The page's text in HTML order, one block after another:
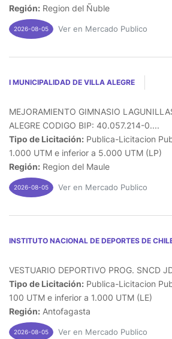
Región: Region del Ñuble
2026-08-05 Ver en Mercado Publico
I MUNICIPALIDAD DE VILLA ALEGRE
MEJORAMIENTO GIMNASIO
ALEGRE CODIGO BIP: 40.057.214-0....
Tipo de Licitación: Publica-Licitacion
1.000 UTM e inferior a 5.000 UTM (LP)
Región: Region del Maule
2026-08-05 Ver en Mercado Publico
INSTITUTO NACIONAL DE DEPORTES DE
VESTUARIO DEPORTIVO PROG. SNCD
Tipo de Licitación: Publica-Licitacion
100 UTM e inferior a 1.000 UTM (LE)
Región: Antofagasta
2026-08-05 Ver en Mercado Publico